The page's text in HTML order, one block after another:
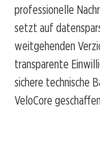
professionelle
setzt auf
weitgehenden
transparente
sichere technische
VeloCore